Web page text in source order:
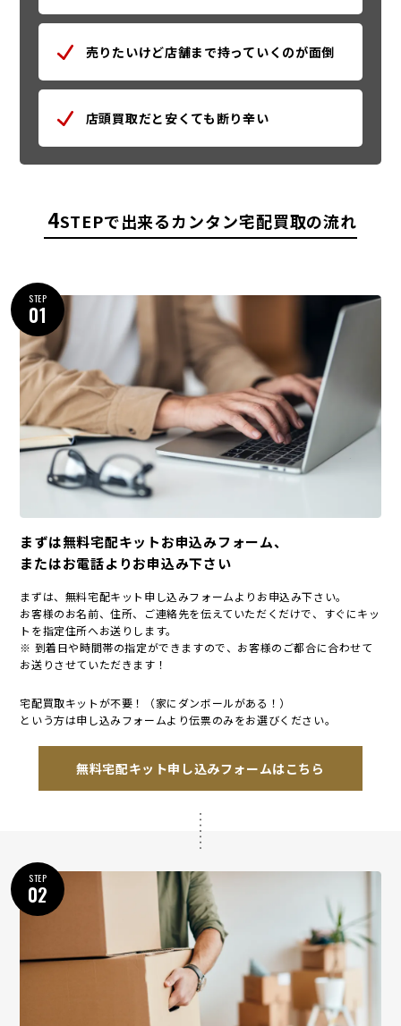
売りたいけど店舗まで持っていくのが面倒
店頭買取だと安くても断り辛い
4STEPで出来るカンタン宅配買取の流れ
STEP
01
まずは無料宅配キットお申込みフォーム、
またはお電話よりお申込み下さい
まずは、無料宅配キット申し込みフォームよりお申込み下さい。
お客様のお名前、住所、ご連絡先を伝えていただくだけで、すぐにキッ
トを指定住所へお送りします。
※ 到着日や時間帯の指定ができますので、お客様のご都合に合わせて
お送りさせていただきます！
宅配買取キットが不要！（家にダンボールがある！）
という方は申し込みフォームより伝票のみをお選びください。
無料宅配キット申し込みフォームはこちら
STEP
02